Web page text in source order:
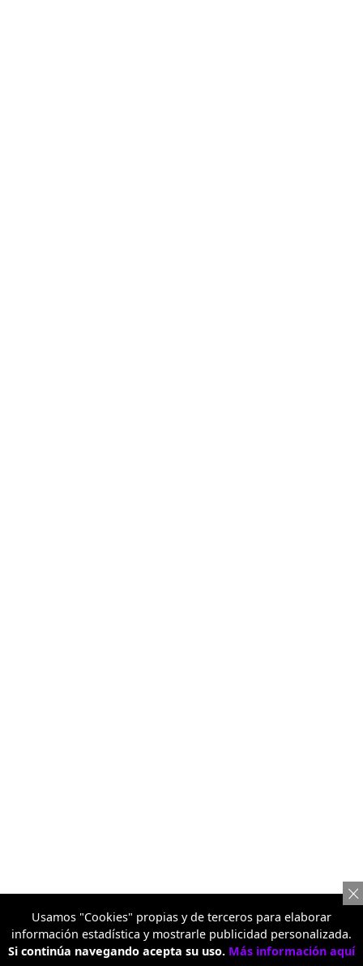
Usamos "Cookies" propias y de terceros para elaborar
información estadística y mostrarle publicidad personalizada.
Si continúa navegando acepta su uso. Más información aquí